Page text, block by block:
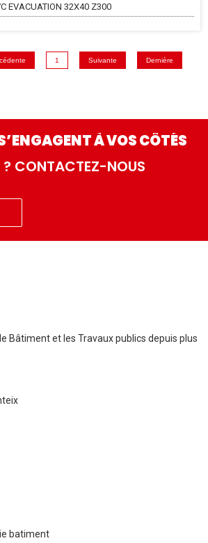
EVACUATION 32X40 Z300
1 Suivante Dernière
À VOS CÔTÉS
? CONTACTEZ-NOUS
Bâtiment et les Travaux publics depuis plus
batiment